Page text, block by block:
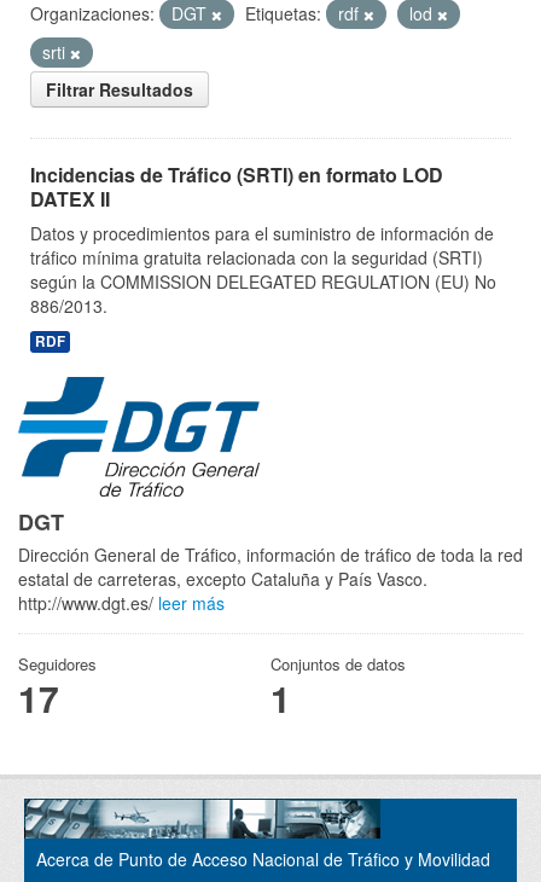
Organizaciones:
DGT Etiquetas: rdf
lod
srti
Filtrar Resultados
Incidencias de Tráfico (SRTI) en formato LOD
DATEX II
Datos y procedimientos para el suministro de información de
tráfico mínima gratuita relacionada con la seguridad (SRTI)
según la COMMISSION DELEGATED REGULATION (EU) No
886/2013.
RDF
DGT
Dirección General de Tráfico, información de tráfico de toda la red
estatal de carreteras, excepto Cataluña y País Vasco.
http://www.dgt.es/ leer más
Seguidores
17
Conjuntos de datos
1
Acerca de Punto de Acceso Nacional de Tráfico y Movilidad